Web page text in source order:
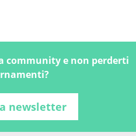
community e non perderti
newsletter